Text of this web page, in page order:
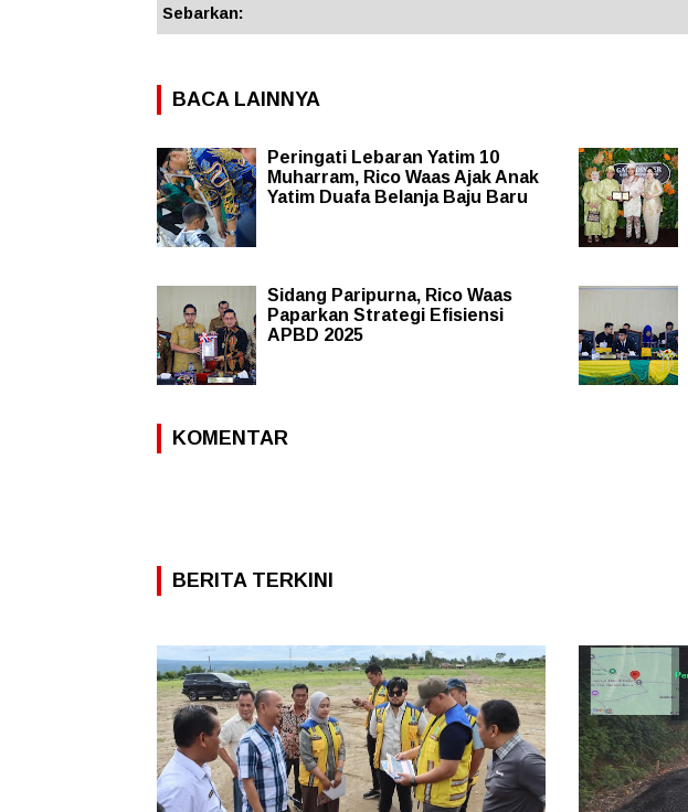
Sebarkan:
BACA LAINNYA
Peringati Lebaran Yatim 10
Muharram, Rico Waas Ajak Anak
Yatim Duafa Belanja Baju Baru
Sidang Paripurna, Rico Waas
Paparkan Strategi Efisiensi
APBD 2025
KOMENTAR
BERITA TERKINI